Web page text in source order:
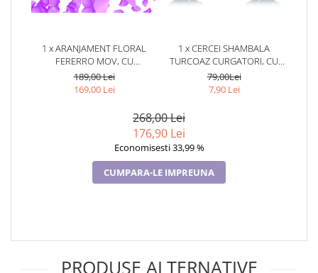
1 x ARANJAMENT FLORAL
FERERRO MOV, CU
TRANDAFIRI DIN SAPUN
189,00 Lei
169,00 Lei
1 x CERCEI SHAMBALA
TURCOAZ CURGATORI, CU
CRISTALE,
TURCOAZ,TURCOAZ
79,00Lei
7,90 Lei
268,00 Lei
176,90 Lei
Economisesti 33,99 %
CUMPARA-LE IMPREUNA
PRODUSE ALTERNATIVE